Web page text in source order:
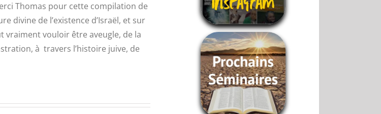
Thomas pour cette compilation de
divine de l’existence d’Israël, et sur
vraiment vouloir être aveugle, de la
à travers l’histoire juive, de